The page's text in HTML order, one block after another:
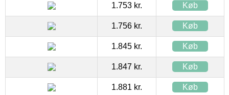
1.753 kr. Køb
1.756 kr. Køb
1.845 kr. Køb
1.847 kr. Køb
1.881 kr. Køb